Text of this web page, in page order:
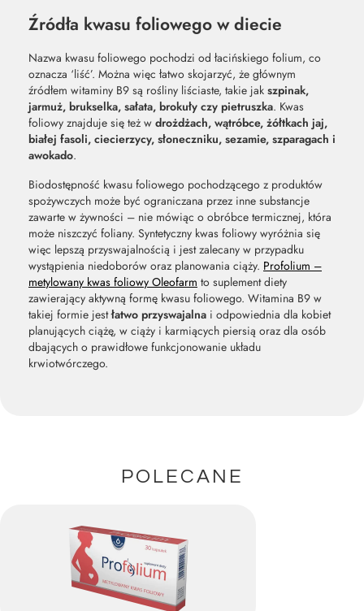
Źródła kwasu foliowego w diecie
Nazwa kwasu foliowego pochodzi od łacińskiego folium, co
oznacza ‘liść’. Można więc łatwo skojarzyć, że głównym
źródłem witaminy B9 są rośliny liściaste, takie jak szpinak,
jarmuż, brukselka, sałata, brokuły czy pietruszka. Kwas
foliowy znajduje się też w drożdżach, wątróbce, żółtkach jaj,
białej fasoli, ciecierzycy, słoneczniku, sezamie, szparagach i
awokado.
Biodostępność kwasu foliowego pochodzącego z produktów
spożywczych może być ograniczana przez inne substancje
zawarte w żywności – nie mówiąc o obróbce termicznej, która
może niszczyć foliany. Syntetyczny kwas foliowy wyróżnia się
więc lepszą przyswajalnością i jest zalecany w przypadku
wystąpienia niedoborów oraz planowania ciąży. Profolium –
metylowany kwas foliowy Oleofarm to suplement diety
zawierający aktywną formę kwasu foliowego. Witamina B9 w
takiej formie jestłatwo przyswajalna i odpowiednia dla kobiet
planujących ciążę, w ciąży i karmiących piersią oraz dla osób
dbających o prawidłowe funkcjonowanie układu
krwiotwórczego.
POLECANE